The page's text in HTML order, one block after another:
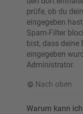
prüfe, ob du
eingegeben
Spam-Filter
bist, dass deine
eingegeben
Administrator.
Nach oben
Warum kann